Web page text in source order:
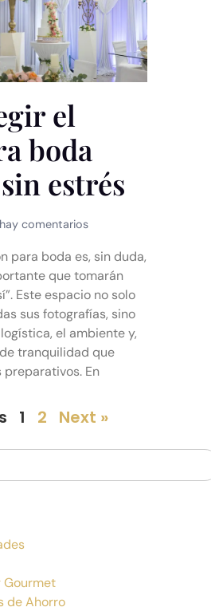
el
boda
estrés
comentarios
para boda es, sin duda,
que tomarán
Este espacio no solo
sus fotografías, sino
el ambiente y,
tranquilidad que
En
1 2 Next »
Gourmet
de Ahorro